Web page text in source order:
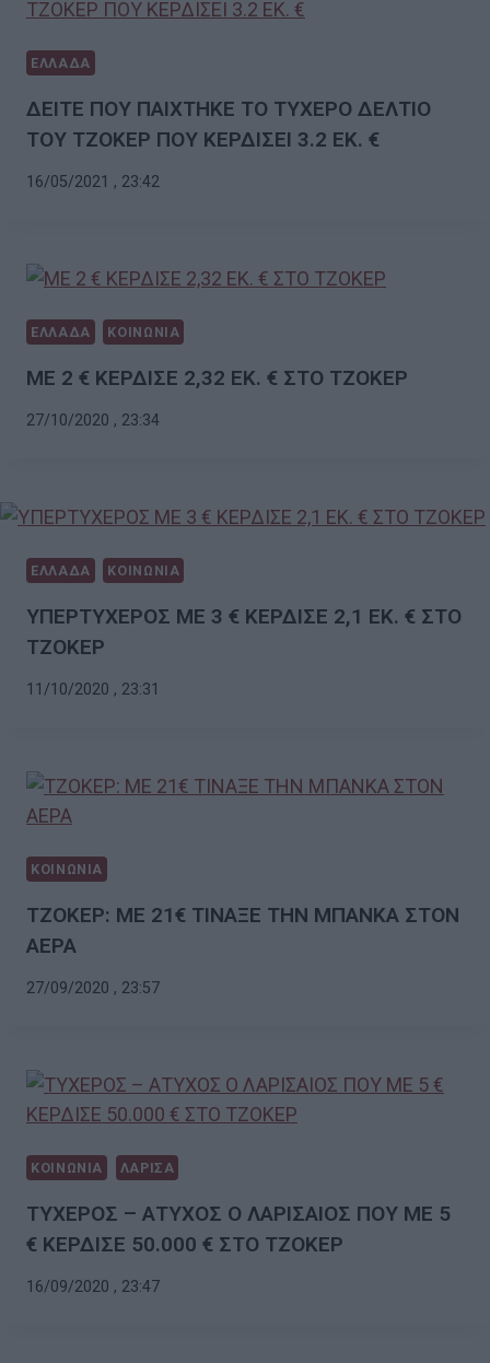
ΕΛΛΑΔΑ
ΔΕΙΤΕ ΠΟΥ ΠΑΙΧΤΗΚΕ ΤΟ ΤΥΧΕΡΟ ΔΕΛΤΙΟ
ΤΟΥ ΤΖΟΚΕΡ ΠΟΥ ΚΕΡΔΙΣΕΙ 3.2 ΕΚ. €
16/05/2021 , 23:42
ΕΛΛΑΔΑ ΚΟΙΝΩΝΙΑ
ΜΕ 2 € ΚΕΡΔΙΣΕ 2,32 ΕΚ. € ΣΤΟ ΤΖΟΚΕΡ
27/10/2020 , 23:34
ΕΛΛΑΔΑ ΚΟΙΝΩΝΙΑ
ΥΠΕΡΤΥΧΕΡΟΣ ΜΕ 3 € ΚΕΡΔΙΣΕ 2,1 ΕΚ. € ΣΤΟ
ΤΖΟΚΕΡ
11/10/2020 , 23:31
ΚΟΙΝΩΝΙΑ
ΤΖΟΚΕΡ: ΜΕ 21€ ΤΙΝΑΞΕ ΤΗΝ ΜΠΑΝΚΑ ΣΤΟΝ
ΑΕΡΑ
27/09/2020 , 23:57
ΚΟΙΝΩΝΙΑ ΛΑΡΙΣΑ
ΤΥΧΕΡΟΣ – ΑΤΥΧΟΣ Ο ΛΑΡΙΣΑΙΟΣ ΠΟΥ ΜΕ 5
€ ΚΕΡΔΙΣΕ 50.000 € ΣΤΟ ΤΖΟΚΕΡ
16/09/2020 , 23:47